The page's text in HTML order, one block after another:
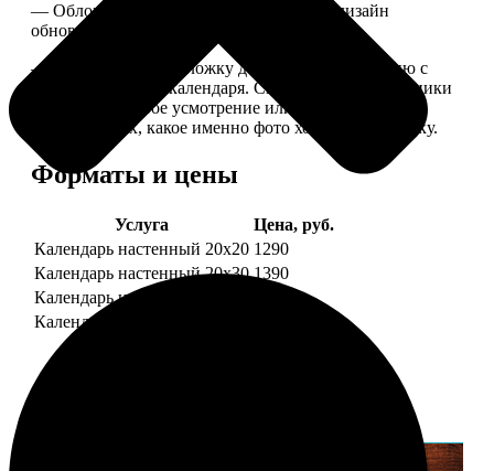
— Обложка для календаря стандартная, дизайн
обновляем каждый год.
— В кружочек на обложку добавляем фотографию с
одной из страниц календаря. Снимок наши сотрудники
выбирают на свое усмотрение или пишите в
комментариях, какое именно фото хотите на обложку.
Форматы и цены
Услуга
Цена, руб.
Календарь настенный 20х20 1290
Календарь настенный 20х30 1390
Календарь настенный 30х30
Календарь настенный 30х40